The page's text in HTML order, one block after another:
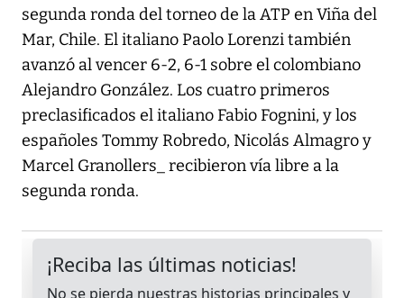
segunda ronda del torneo de la ATP en Viña del
Mar, Chile. El italiano Paolo Lorenzi también
avanzó al vencer 6-2, 6-1 sobre el colombiano
Alejandro González. Los cuatro primeros
preclasificados el italiano Fabio Fognini, y los
españoles Tommy Robredo, Nicolás Almagro y
Marcel Granollers_ recibieron vía libre a la
segunda ronda.